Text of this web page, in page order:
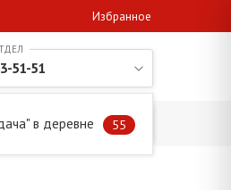
Избранное
в деревне 55
51-51